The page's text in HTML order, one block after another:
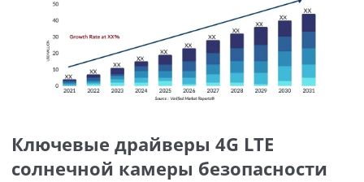
Ключевые драйверы 4G LTE
солнечной камеры безопасности